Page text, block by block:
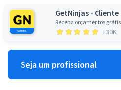
GetNinjas - Cliente
Receba orçamentos grátis
+30K
Seja um profissional